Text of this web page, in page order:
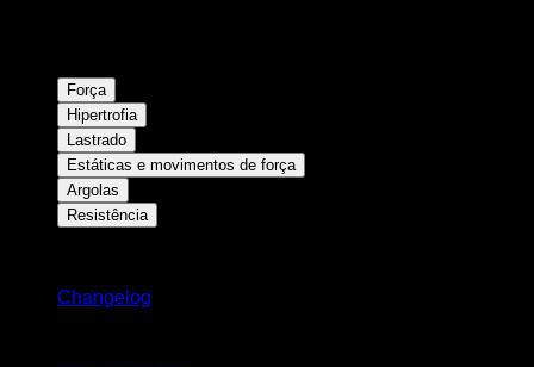
Força
Hipertrofia
Lastrado
Estáticas e movimentos de força
Argolas
Resistência
Changelog